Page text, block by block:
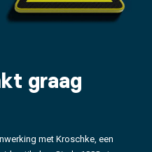
graag
met Kroschke, een